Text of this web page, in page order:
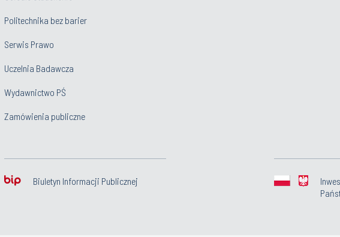
Politechnika bez barier
Serwis Prawo
Uczelnia Badawcza
Wydawnictwo PŚ
Zamówienia publiczne
Biuletyn Informacji Publicznej